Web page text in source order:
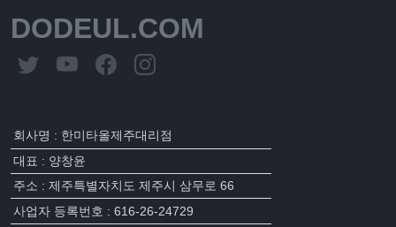
DODEUL.COM
회사명 : 한미타올제주대리점
대표 : 양창윤
주소 : 제주특별자치도 제주시 삼무로 66
사업자 등록번호 : 616-26-24729